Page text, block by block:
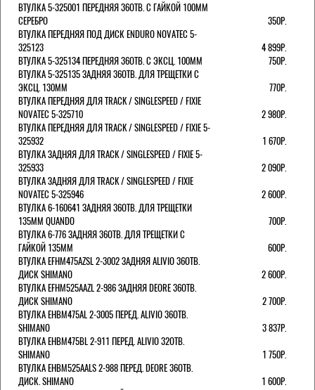
ВТУЛКА 5-325001 ПЕРЕДНЯЯ 36ОТВ. С ГАЙКОЙ 100ММ
СЕРЕБРО
350Р.
ВТУЛКА ПЕРЕДНЯЯ ПОД ДИСК ENDURO NOVATEC 5-
325123
4 899Р.
ВТУЛКА 5-325134 ПЕРЕДНЯЯ 36ОТВ. С ЭКСЦ. 100ММ
750Р.
ВТУЛКА 5-325135 ЗАДНЯЯ 36ОТВ. ДЛЯ ТРЕЩЕТКИ С
ЭКСЦ. 130ММ
770Р.
ВТУЛКА ПЕРЕДНЯЯ ДЛЯ TRACK / SINGLESPEED / FIXIE
NOVATEC 5-325710
2 980Р.
ВТУЛКА ПЕРЕДНЯЯ ДЛЯ TRACK / SINGLESPEED / FIXIE 5-
325932
1 670Р.
ВТУЛКА ЗАДНЯЯ ДЛЯ TRACK / SINGLESPEED / FIXIE 5-
325933
2 090Р.
ВТУЛКА ЗАДНЯЯ ДЛЯ TRACK / SINGLESPEED / FIXIE
NOVATEC 5-325946
2 600Р.
ВТУЛКА 6-160641 ЗАДНЯЯ 36ОТВ. ДЛЯ ТРЕЩЕТКИ
135ММ QUANDO
700Р.
ВТУЛКА 6-776 ЗАДНЯЯ 36ОТВ. ДЛЯ ТРЕЩЕТКИ С
ГАЙКОЙ 135ММ
600Р.
ВТУЛКА EFHM475AZSL 2-3002 ЗАДНЯЯ ALIVIO 36ОТВ.
ДИСК SHIMANO
2 600Р.
ВТУЛКА EFHM525AAZL 2-986 ЗАДНЯЯ DEORE 36ОТВ.
ДИСК SHIMANO
2 700Р.
ВТУЛКА EHBM475AL 2-3005 ПЕРЕД. ALIVIO 36ОТВ.
SHIMANO
3 837Р.
ВТУЛКА EHBM475BL 2-911 ПЕРЕД. ALIVIO 32ОТВ.
SHIMANO
1 750Р.
ВТУЛКА EHBM525AALS 2-988 ПЕРЕД. DEORE 36ОТВ.
ДИСК. SHIMANO
1 600Р.